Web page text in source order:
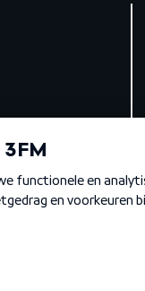
Privacybeleid